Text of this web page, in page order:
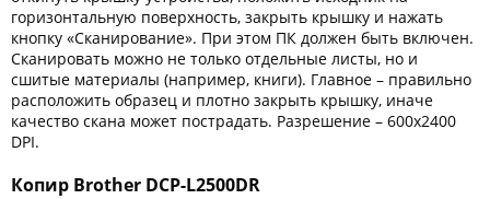
горизонтальную поверхность, закрыть крышку и нажать
кнопку «Сканирование». При этом ПК должен быть включен.
Сканировать можно не только отдельные листы, но и
сшитые материалы (например, книги). Главное – правильно
расположить образец и плотно закрыть крышку, иначе
качество скана может пострадать. Разрешение – 600х2400
DPI.
Копир Brother DCP-L2500DR